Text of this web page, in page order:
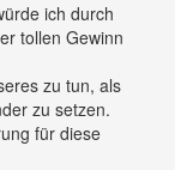
ich durch
tollen Gewinn
zu tun, als
zu setzen.
für diese